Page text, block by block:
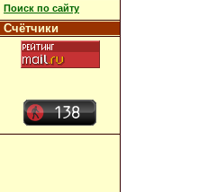
Поиск по сайту
Счётчики